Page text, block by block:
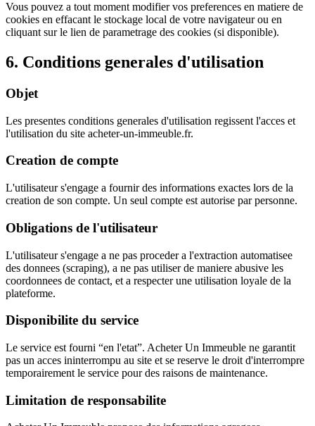
Vous pouvez a tout moment modifier vos preferences en matiere de
cookies en effacant le stockage local de votre navigateur ou en
cliquant sur le lien de parametrage des cookies (si disponible).
6. Conditions generales d'utilisation
Objet
Les presentes conditions generales d'utilisation regissent l'acces et
l'utilisation du site acheter-un-immeuble.fr.
Creation de compte
L'utilisateur s'engage a fournir des informations exactes lors de la
creation de son compte. Un seul compte est autorise par personne.
Obligations de l'utilisateur
L'utilisateur s'engage a ne pas proceder a l'extraction automatisee
des donnees (scraping), a ne pas utiliser de maniere abusive les
coordonnees de contact, et a respecter une utilisation loyale de la
plateforme.
Disponibilite du service
Le service est fourni “en l'etat”. Acheter Un Immeuble ne garantit
pas un acces ininterrompu au site et se reserve le droit d'interrompre
temporairement le service pour des raisons de maintenance.
Limitation de responsabilite